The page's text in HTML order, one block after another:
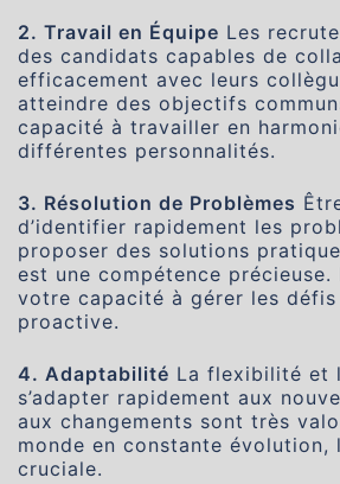
2. Travail en Équipe Les
des candidats capables de
efficacement avec leurs
atteindre des objectifs
capacité à travailler en
différentes personnalités.
3. Résolution de Problèmes
d’identifier rapidement les
proposer des solutions
est une compétence
votre capacité à gérer les défis
proactive.
4. Adaptabilité La flexibilité et
s’adapter rapidement aux
aux changements sont très
monde en constante évolution,
cruciale.